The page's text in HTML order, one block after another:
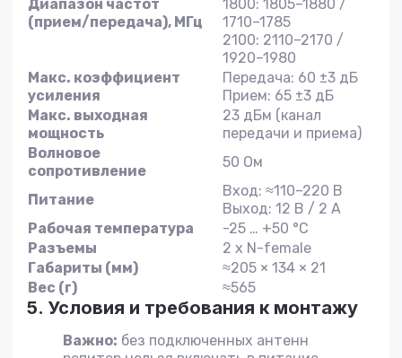
Диапазон частот
(прием/передача), МГц
1800: 1805–1880 /
1710–1785
2100: 2110–2170 /
1920–1980
Макс. коэффициент
усиления
Передача: 60 ±3 дБ
Прием: 65 ±3 дБ
Макс. выходная
мощность
23 дБм (канал
передачи и приема)
Волновое
сопротивление
50 Ом
Питание
Вход: ≈110–220 В
Выход: 12 В / 2 А
Рабочая температура
-25 … +50 °C
Разъемы
2 x N-female
Габариты (мм)
≈205 × 134 × 21
Вес (г)
≈565
5. Условия и требования к монтажу
Важно: без подключенных антенн